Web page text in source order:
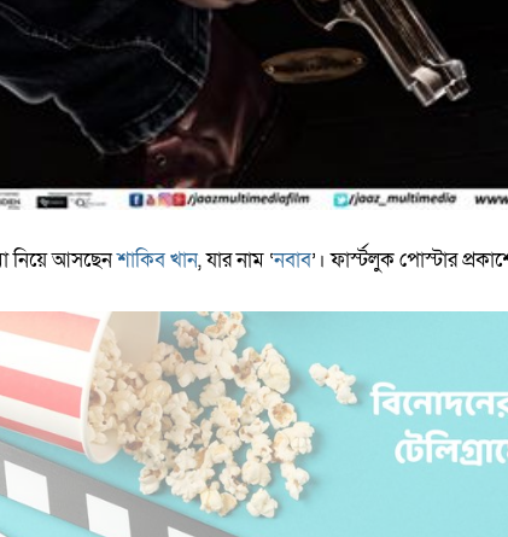
নিয়ে আসছেনশাকিব খান, যার নাম ‘নবাব’। ফার্স্টলুক পোস্টার